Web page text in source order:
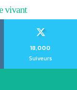
vivant
18,000
Suiveurs